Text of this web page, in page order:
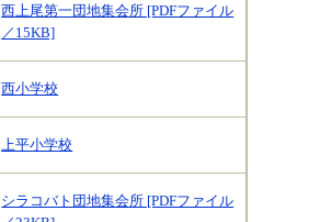
西上尾第一団地集会所 [PDFファイル
／15KB]
西小学校
上平小学校
シラコバト団地集会所 [PDFファイル